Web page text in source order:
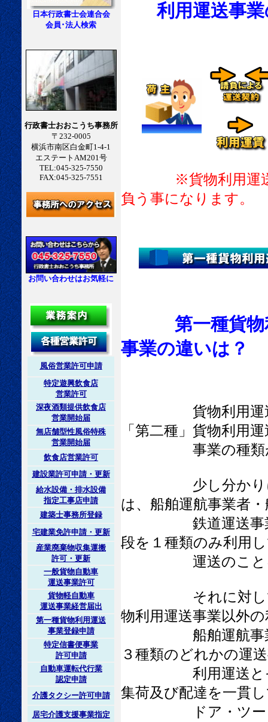
日本行政書士会連合会
会員･法人検索
行政書士おおこうち事務所
〒232-0005
横浜市南区白金町1-4-1
エステートAM201号
TEL:045-325-7550
FAX:045-325-7551
お問い合わせはお気軽に
風俗営業許可申請
特定遊興飲食店
営業許可
深夜酒類提供飲食店
営業開始届
無店舗型性風俗特殊
営業開始届
飲食店営業許可
建設業許可申請・更新
給水設備・排水設備
指定工事店申請
建築士事務所登録
宅建業免許申請・更新
産業廃棄物収集運搬
許可・更新
一般貨物自動車
運送事業許可
貨物軽自動車
運送事業経営届出
第一種貨物利用運送
事業登録申請
特定信書便事業
許可申請
自動車運転代行業
認定申請
介護タクシー許可申請
居宅介護支援事業指定
利用運送事
※貨物利用運
負う事になります。
第一種貨
事業の違いは？
貨物利用
「第二種」貨物利用
事業の種類が
少し分かりにく
は、船舶運航事業者
鉄道運送事業者
段を１種類のみ利用
運送のことを
それに対して、
物利用運送事業以外
船舶運航事業者
３種類のどれかの運
利用運送とその
集荷及び配達を一貫
ドア・ツー・ド